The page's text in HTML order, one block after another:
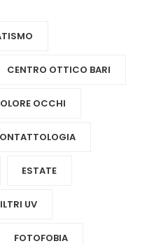
CENTRO OTTICO BARI
OCCHI
ESTATE
UV
FOTOFOBIA